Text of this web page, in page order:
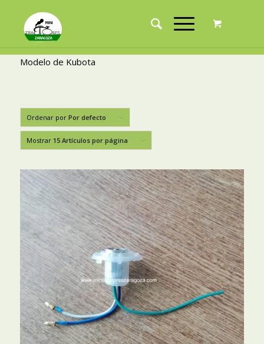
Modelo de Kubota
Ordenar por Por defecto
Mostrar 15 Artículos por página